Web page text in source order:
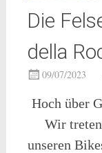
Die
della
09/07/2023
Hoch über
Wir
unseren